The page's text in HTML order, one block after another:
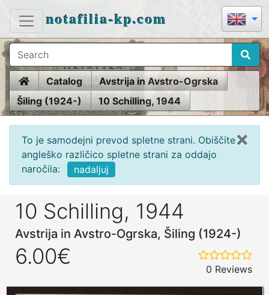
notafilia-kp.com
HomeCatalog
Avstrija in Avstro-Ogrska
Šiling (1924-)
10 Schilling, 1944
To je samodejni prevod spletne strani. Obiščite
angleško različico spletne strani za oddajo
naročila:
nadaljuj
10 Schilling, 1944
Avstrija in Avstro-Ogrska, Šiling (1924-)
6.00€
0 Reviews